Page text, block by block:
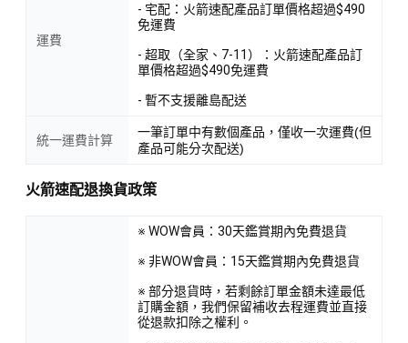
運費
- 宅配：火箭速配產品訂單價格超過$490
免運費
- 超取（全家、7-11）：火箭速配產品訂
單價格超過$490免運費
- 暫不支援離島配送
統一運費計算
一筆訂單中有數個產品，僅收一次運費(但
產品可能分次配送)
火箭速配退換貨政策
※ WOW會員：30天鑑賞期內免費退貨
※ 非WOW會員：15天鑑賞期內免費退貨
※ 部分退貨時，若剩餘訂單金額未達最低
訂購金額，我們保留補收去程運費並直接
從退款扣除之權利。